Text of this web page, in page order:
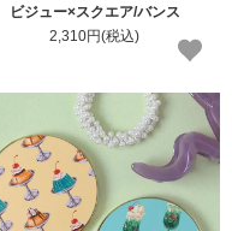
ビジュー×スクエア/バンス
2,310円(税込)